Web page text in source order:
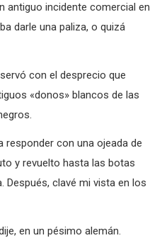
antiguo incidente comercial en
darle una paliza, o quizá
con el desprecio que
«donos» blancos de las
con una ojeada de
y revuelto hasta las botas
Después, clavé mi vista en los
en un pésimo alemán.